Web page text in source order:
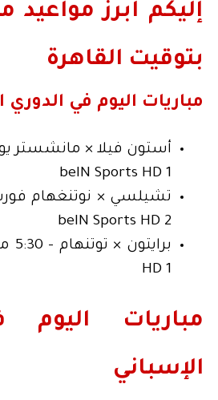
إليكم أبرز مواعيد
بتوقيت القاهرة
مباريات اليوم في الدوري
beIN Sports HD 1
beIN Sports HD 2
HD 1
مباريات اليوم
الإسباني